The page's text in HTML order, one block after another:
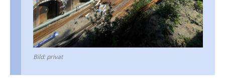
Bild: pri­vat